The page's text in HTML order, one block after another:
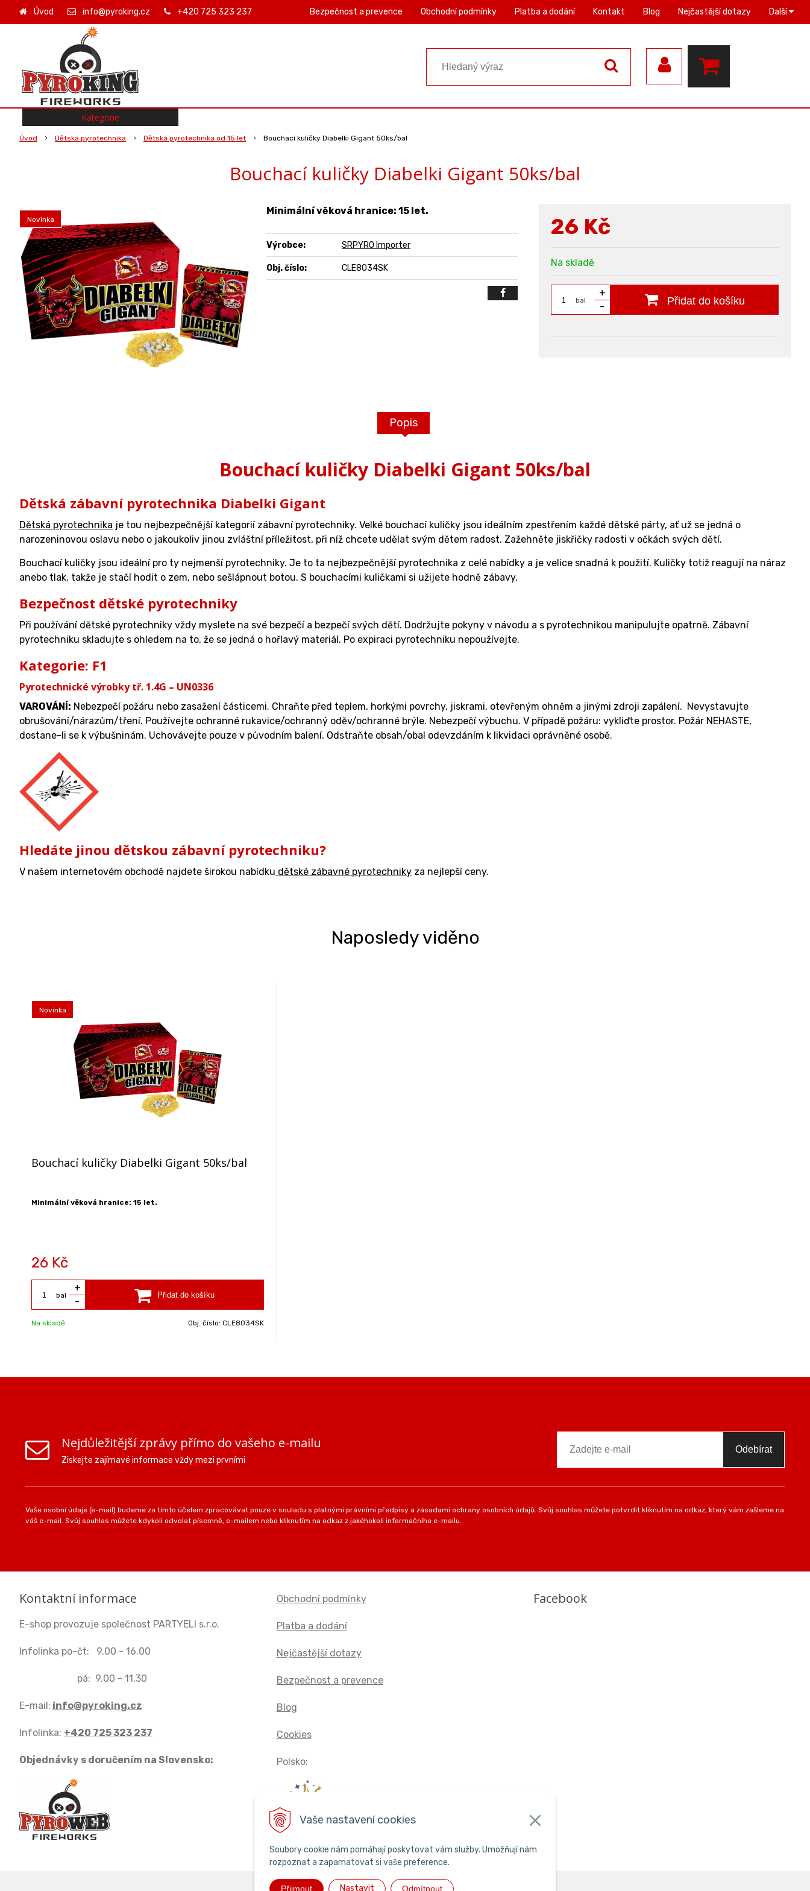
Vaše nastavení cookies
Soubory cookie nám pomáhají poskytovat vám služby. Umožňují nám
rozpoznat a zapamatovat si vaše preference.
Přijmout Nastavit Odmítnout
Úvod info@pyroking.cz +420 725 323 237 Bezpečnost a prevence Obchodní podmínky Platba a dodání Kontakt Blog Nejčastější dotazy Další
Úvod Dětská pyrotechnika Dětská pyrotechnika od 15 let Bouchací kuličky Diabelki Gigant 50ks/bal
Bouchací kuličky Diabelki Gigant 50ks/bal
Novinka 26 Kč
Na skladě
bal
+
-
Přidat do košíku
Minimální věková hranice: 15 let.
Výrobce: SRPYRO Importer
Obj. číslo: CLE8034SK
Popis
Bouchací kuličky Diabelki Gigant 50ks/bal
Dětská zábavní pyrotechnika Diabelki Gigant
Dětská pyrotechnika je tou nejbezpečnější kategorií zábavní pyrotechniky. Velké bouchací kuličky jsou ideálním zpestřením každé dětské párty, ať už se jedná o
narozeninovou oslavu nebo o jakoukoliv jinou zvláštní příležitost, při níž chcete udělat svým dětem radost. Zažehněte jiskřičky radosti v očkách svých dětí.
Bouchací kuličky jsou ideální pro ty nejmenší pyrotechniky. Je to ta nejbezpečnější pyrotechnika z celé nabídky a je velice snadná k použití. Kuličky totiž reagují na náraz
anebo tlak, takže je stačí hodit o zem, nebo sešlápnout botou. S bouchacími kuličkami si užijete hodně zábavy.
Bezpečnost dětské pyrotechniky
Při používání dětské pyrotechniky vždy myslete na své bezpečí a bezpečí svých dětí. Dodržujte pokyny v návodu a s pyrotechnikou manipulujte opatrně. Zábavní
pyrotechniku skladujte s ohledem na to, že se jedná o hořlavý materiál. Po expiraci pyrotechniku nepoužívejte.
Kategorie: F1
Pyrotechnické výrobky tř. 1.4G – UN0336
VAROVÁNÍ: Nebezpečí požáru nebo zasažení částicemi. Chraňte před teplem, horkými povrchy, jiskrami, otevřeným ohněm a jinými zdroji zapálení. Nevystavujte
obrušování/nárazům/tření. Používejte ochranné rukavice/ochranný oděv/ochranné brýle. Nebezpečí výbuchu. V případě požáru: vykliďte prostor. Požár NEHASTE,
dostane-li se k výbušninám. Uchovávejte pouze v původním balení. Odstraňte obsah/obal odevzdáním k likvidaci oprávněné osobě.
Hledáte jinou dětskou zábavní pyrotechniku?
V našem internetovém obchodě najdete širokou nabídku dětské zábavné pyrotechniky za nejlepší ceny.
Naposledy viděno
Novinka
Bouchací kuličky Diabelki Gigant 50ks/bal
Minimální věková hranice: 15 let.
26 Kč
bal
+
-
Na skladě Obj. číslo: CLE8034SK
Kategorie
Nejdůležitější zprávy přímo do vašeho e-mailu
Ziskejte zajímavé informace vždy mezi prvními
Odebírat
Vaše osobní údaje (e-mail) budeme za tímto účelem zpracovávat pouze v souladu s platnými právními předpisy a zásadami ochrany osobních údajů. Svůj souhlas můžete potvrdit kliknutím na odkaz, který vám zašleme na
váš e-mail. Svůj souhlas můžete kdykoli odvolat písemně, e-mailem nebo kliknutím na odkaz z jakéhokoli informačního e-mailu.
Kontaktní informace
E-shop provozuje společnost PARTYELI s.r.o.
Infolinka po-čt: 9.00 - 16.00
pá: 9.00 - 11.30
E-mail: info@pyroking.cz
Infolinka: +420 725 323 237
Objednávky s doručením na Slovensko:
Obchodní podmínky
Platba a dodání
Nejčastější dotazy
Bezpečnost a prevence
Blog
Cookies
Polsko:
Facebook